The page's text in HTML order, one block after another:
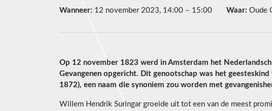
Wanneer: 12 november 2023, 14:00 – 15:00 Waar: Oude
Op 12 november 1823 werd in Amsterdam het
Gevangenen opgericht. Dit genootschap was het
1872), een naam die synoniem zou worden met
Willem Hendrik Suringar groeide uit tot een van de meest